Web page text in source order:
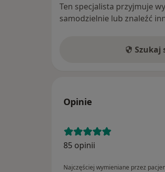
Ten specjalista przyjmuje
samodzielnie lub znaleźć
Szukaj
Opinie
85 opinii
Najczęściej wymieniane przez